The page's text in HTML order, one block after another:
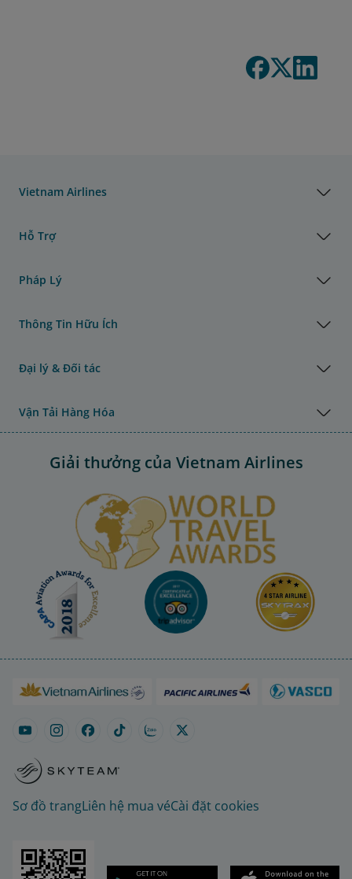
Vietnam Airlines
Hỗ Trợ
Pháp Lý
Thông Tin Hữu Ích
Đại lý & Đối tác
Vận Tải Hàng Hóa
Giải thưởng của Vietnam Airlines
Sơ đồ trangLiên hệ mua véCài đặt cookies